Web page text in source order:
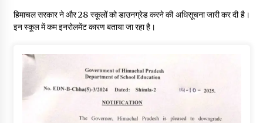
रूपी भावा वन्यजीव अभयारण्य में फिर दिखा जंगलों का ‘खामोश पहरेदार’, दुर्लभ
हिमाचल सरकार ने और 28 स्कूलों को डाउनग्रेड करने की अधिसूचना जारी कर दी है।
इन स्कूल में कम इनरोलमेंट कारण बताया जा रहा है।